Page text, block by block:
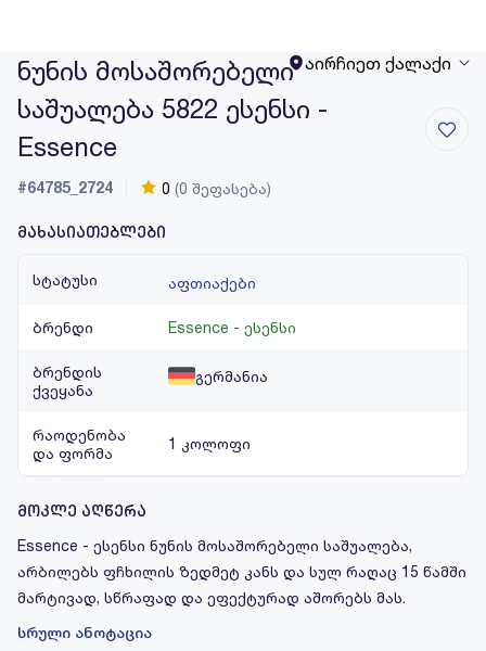
ნუნის მოსაშორებელი
საშუალება 5822 ესენსი -
Essence
#64785_2724 0 (0 შეფასება)
მახასიათებლები
სტატუსი აფთიაქები
ბრენდი Essence - ესენსი
ბრენდის
ქვეყანა
გერმანია
რაოდენობა
და ფორმა
1 კოლოფი
მოკლე აღწერა
Essence - ესენსი ნუნის მოსაშორებელი საშუალება,
არბილებს ფჩხილის ზედმეტ კანს და სულ რაღაც 15 წამში
მარტივად, სწრაფად და ეფექტურად აშორებს მას.
სრული ანოტაცია
აირჩიეთ ქალაქი